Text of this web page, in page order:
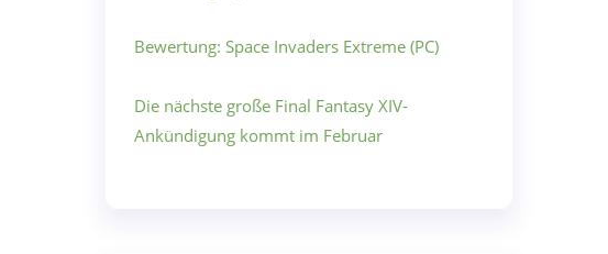
Bewertung: Space Invaders Extreme (PC)
Die nächste große Final Fantasy XIV-
Ankündigung kommt im Februar